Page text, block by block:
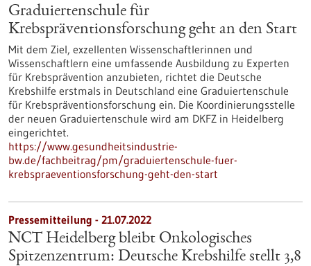
Graduiertenschule für
Krebspräventionsforschung geht an den Start
Mit dem Ziel, exzellenten Wissenschaftlerinnen und
Wissenschaftlern eine umfassende Ausbildung zu Experten
für Krebsprävention anzubieten, richtet die Deutsche
Krebshilfe erstmals in Deutschland eine Graduiertenschule
für Krebspräventionsforschung ein. Die Koordinierungsstelle
der neuen Graduiertenschule wird am DKFZ in Heidelberg
eingerichtet.
https://www.gesundheitsindustrie-
bw.de/fachbeitrag/pm/graduiertenschule-fuer-
krebspraeventionsforschung-geht-den-start
Pressemitteilung - 21.07.2022
NCT Heidelberg bleibt Onkologisches
Spitzenzentrum: Deutsche Krebshilfe stellt 3,8